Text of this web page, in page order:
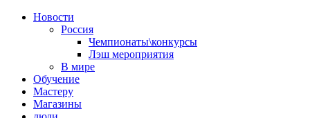
Новости
Россия
Чемпионаты\конкурсы
Лэш мероприятия
В мире
Обучение
Мастеру
Магазины